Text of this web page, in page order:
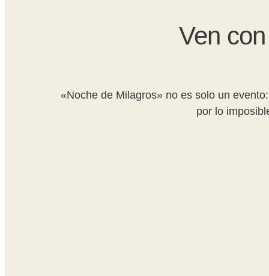
Ven
«Noche de Milagros» no es solo un
por lo